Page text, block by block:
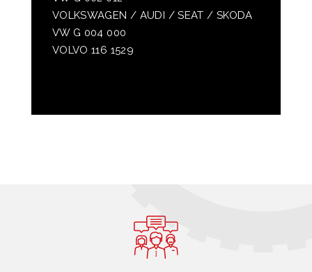
VOLKSWAGEN / AUDI / SEAT / SKODA
VW G 004 000
VOLVO 116 1529